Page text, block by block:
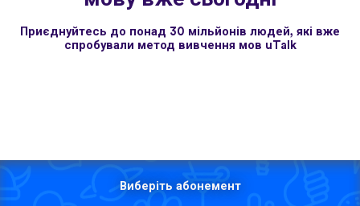
Приєднуйтесь до понад 30 мільйонів людей, які вже
спробували метод вивчення мов uTalk
Виберіть абонемент